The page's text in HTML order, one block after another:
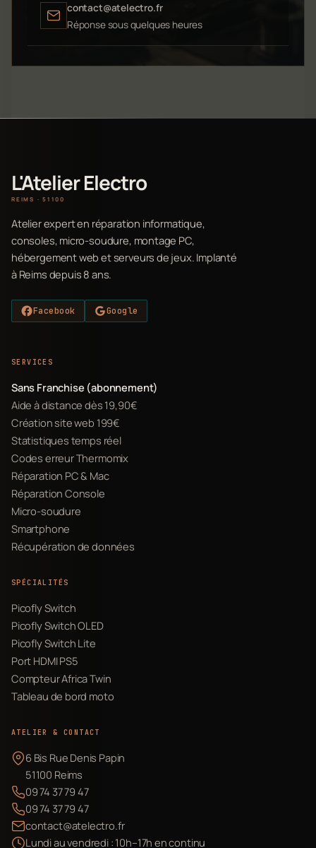
contact@atelectro.fr
Réponse sous quelques heures
L'Atelier Electro
REIMS · 51100
Atelier expert en réparation informatique,
consoles, micro-soudure, montage PC,
hébergement web et serveurs de jeux. Implanté
à Reims depuis 8 ans.
Facebook Google
SERVICES
Sans Franchise (abonnement)
Aide à distance dès 19,90€
Création site web 199€
Statistiques temps réel
Codes erreur Thermomix
Réparation PC & Mac
Réparation Console
Micro-soudure
Smartphone
Récupération de données
SPÉCIALITÉS
Picofly Switch
Picofly Switch OLED
Picofly Switch Lite
Port HDMI PS5
Compteur Africa Twin
Tableau de bord moto
ATELIER & CONTACT
6 Bis Rue Denis Papin
51100 Reims
09 74 37 79 47
09 74 37 79 47
contact@atelectro.fr
Lundi au vendredi : 10h–17h en continu